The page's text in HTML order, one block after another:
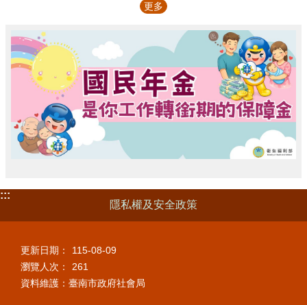
更多
:::
隱私權及安全政策
更新日期：
115-08-09
瀏覽人次：
261
資料維護：臺南市政府社會局